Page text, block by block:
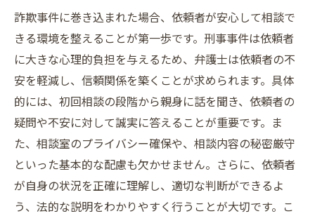
詐欺事件に巻き込まれた場合、依頼者が安心して相談で
きる環境を整えることが第一歩です。刑事事件は依頼者
に大きな心理的負担を与えるため、弁護士は依頼者の不
安を軽減し、信頼関係を築くことが求められます。具体
的には、初回相談の段階から親身に話を聞き、依頼者の
疑問や不安に対して誠実に答えることが重要です。ま
た、相談室のプライバシー確保や、相談内容の秘密厳守
といった基本的な配慮も欠かせません。さらに、依頼者
が自身の状況を正確に理解し、適切な判断ができるよ
う、法的な説明をわかりやすく行うことが大切です。こ